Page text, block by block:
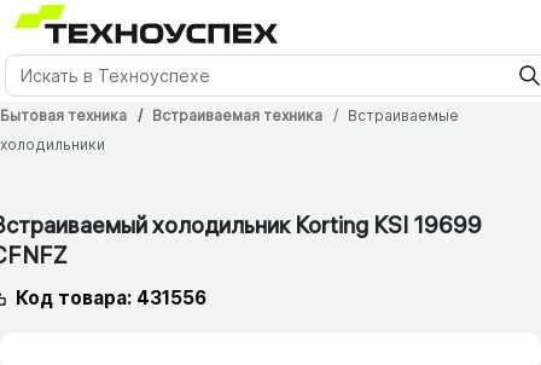
Бытовая техника Встраиваемая техника
Встраиваемые
холодильники
холодильник Korting KSI 19699
Код товара: 431556